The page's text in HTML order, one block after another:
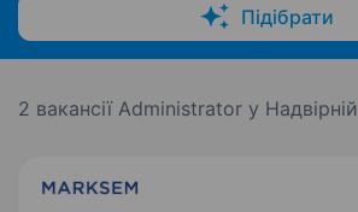
Підібрати
2 вакансії Administrator у Надвірній